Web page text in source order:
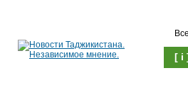
[ i